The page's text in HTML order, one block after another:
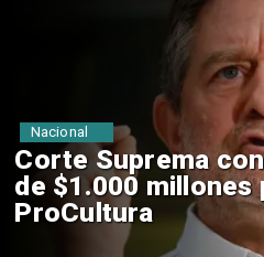
Codelco suspende
construcción de
en El Teniente por
sísmicos
Nacional